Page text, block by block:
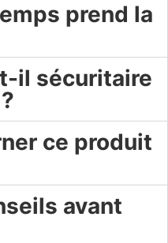
prend la
il sécuritaire
ce produit
avant